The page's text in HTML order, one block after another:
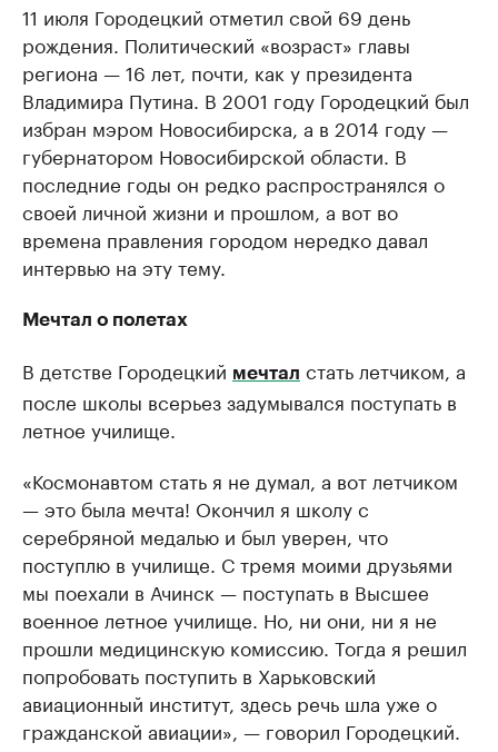
11 июля Городецкий отметил свой 69 день
рождения. Политический «возраст» главы
региона — 16 лет, почти, как у президента
Владимира Путина. В 2001 году Городецкий был
избран мэром Новосибирска, а в 2014 году —
губернатором Новосибирской области. В
последние годы он редко распространялся о
своей личной жизни и прошлом, а вот во
времена правления городом нередко давал
интервью на эту тему.
Мечтал о полетах
В детстве Городецкий мечтал стать летчиком, а
после школы всерьез задумывался поступать в
летное училище.
«Космонавтом стать я не думал, а вот летчиком
— это была мечта! Окончил я школу с
серебряной медалью и был уверен, что
поступлю в училище. С тремя моими друзьями
мы поехали в Ачинск — поступать в Высшее
военное летное училище. Но, ни они, ни я не
прошли медицинскую комиссию. Тогда я решил
попробовать поступить в Харьковский
авиационный институт, здесь речь шла уже о
гражданской авиации», — говорил Городецкий.